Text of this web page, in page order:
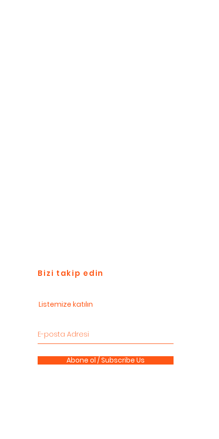
Bizi takip edin
Listemize katılın
Abone ol / Subscribe Us